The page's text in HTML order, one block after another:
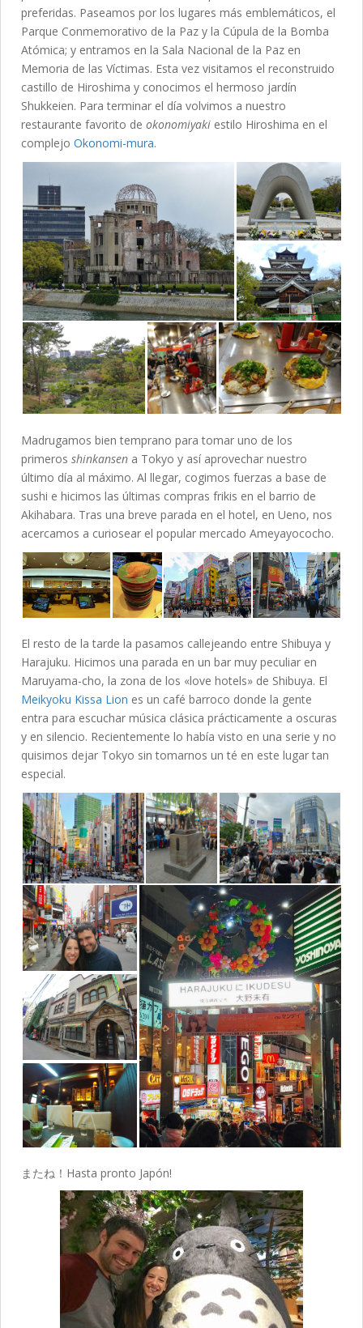
preferidas. Paseamos por los lugares más emblemáticos, el
Parque Conmemorativo de la Paz y la Cúpula de la Bomba
Atómica; y entramos en la Sala Nacional de la Paz en
Memoria de las Víctimas. Esta vez visitamos el reconstruido
castillo de Hiroshima y conocimos el hermoso jardín
Shukkeien. Para terminar el día volvimos a nuestro
restaurante favorito de okonomiyaki estilo Hiroshima en el
complejo Okonomi-mura.
Madrugamos bien temprano para tomar uno de los
primeros shinkansen a Tokyo y así aprovechar nuestro
último día al máximo. Al llegar, cogimos fuerzas a base de
sushi e hicimos las últimas compras frikis en el barrio de
Akihabara. Tras una breve parada en el hotel, en Ueno, nos
acercamos a curiosear el popular mercado Ameyayococho.
El resto de la tarde la pasamos callejeando entre Shibuya y
Harajuku. Hicimos una parada en un bar muy peculiar en
Maruyama-cho, la zona de los «love hotels» de Shibuya. El
Meikyoku Kissa Lion es un café barroco donde la gente
entra para escuchar música clásica prácticamente a oscuras
y en silencio. Recientemente lo había visto en una serie y no
quisimos dejar Tokyo sin tomarnos un té en este lugar tan
especial.
またね！Hasta pronto Japón!